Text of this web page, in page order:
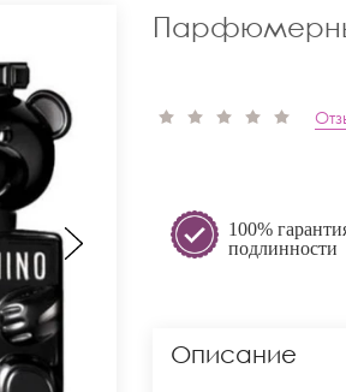
100%
подлинности
Описание